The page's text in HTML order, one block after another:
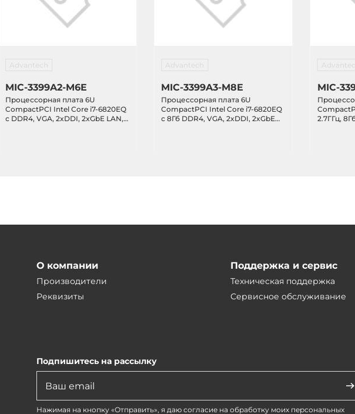
MIC-3399A2-M6E
Процессорная плата 6U
CompactPCI Intel Core i7-6820EQ
с DDR4, VGA, 2xDDI, 2xGbE LAN,
MIC-3399A3-M8E
Процессорная плата 6U
CompactPCI Intel Core i7-6820EQ
с 8Гб DDR4, VGA, 2xDDI, 2xGbE
MIC-
2.7ГГц,
О компании
Производители
Реквизиты
Поддержка и сервис
Техническая поддержка
Сервисное обслуживание
Подпишитесь на рассылку
Нажимая на кнопку «Отправить», я даю согласие на обработку моих персональных